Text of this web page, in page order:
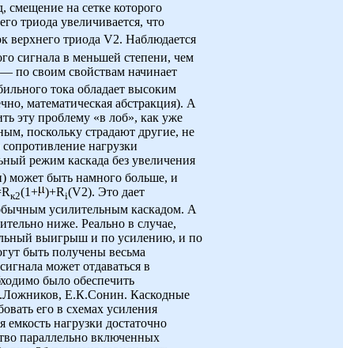
смещение на сетке которого
триода увеличивается, что
верхнего триода V2. Наблюдается
сигнала в меньшей степени, чем
— по своим свойствам начинает
тока обладает высоким
математическая абстракция). А
эту проблему «в лоб», как уже
поскольку страдают другие, не
нагрузки
режим каскада без увеличения
может быть намного больше, и
к2(1+ )+Ri(V2). Это дает
усилительным каскадом. А
ниже. Реально в случае,
выигрыш и по усилению, и по
быть получены весьма
может отдаваться в
было обеспечить
Е.К.Сонин. Каскодные
его в схемах усиления
емкость нагрузки достаточно
параллельно включенных